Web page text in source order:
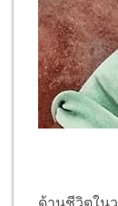
ด้านชีวิตใน